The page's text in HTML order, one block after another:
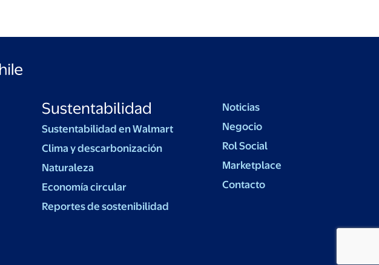
Sustentabilidad
Sustentabilidad en Walmart
Clima y descarbonización
Naturaleza
Economía circular
Reportes de sostenibilidad
Noticias
Negocio
Rol Social
Marketplace
Contacto